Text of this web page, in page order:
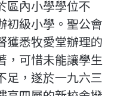
區內小學學位不
初級小學。聖公會
獲悉牧愛堂辦理的
，可惜未能讓學生
足，遂於一九六三